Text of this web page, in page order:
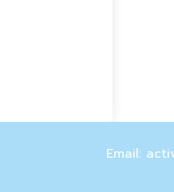
Email: